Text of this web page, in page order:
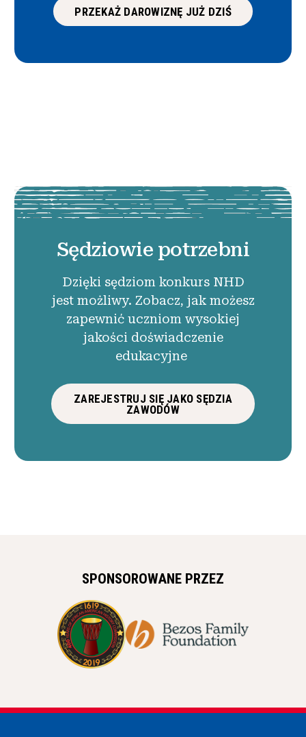
PRZEKAŻ DAROWIZNĘ JUŻ DZIŚ
Sędziowie potrzebni
Dzięki sędziom konkurs NHD
jest możliwy. Zobacz, jak możesz
zapewnić uczniom wysokiej
jakości doświadczenie
edukacyjne
ZAREJESTRUJ SIĘ JAKO SĘDZIA
ZAWODÓW
SPONSOROWANE PRZEZ